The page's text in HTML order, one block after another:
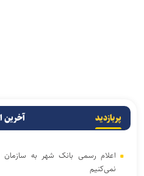
پربازدید آخرین
اعلام رسمی بانک شهر به
نمی‌کنیم